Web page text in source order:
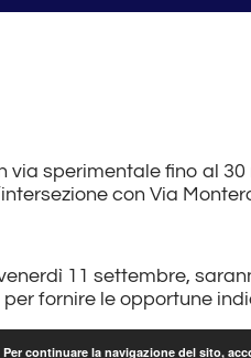
sperimentale fino al 30
con Via
11 settembre,
fornire le opportune
Per continuare la navigazione del sito,